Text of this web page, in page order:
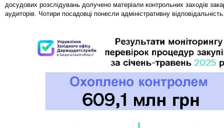
досудових розслідувань долучено матеріали контрольних заходів
аудиторів. Чотири посадовці понесли адміністративну